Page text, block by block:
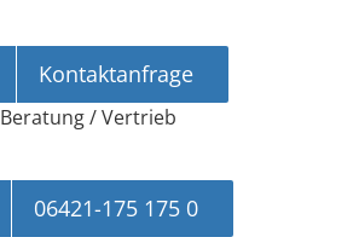
Kontaktanfrage
Beratung / Vertrieb
06421-175 175 0